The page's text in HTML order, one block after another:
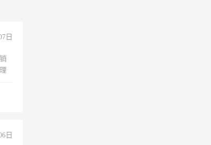
日
日